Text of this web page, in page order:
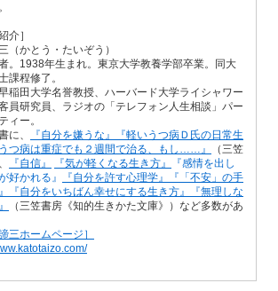
介］
（かとう・たいぞう）
。1938年生まれ。東京大学教養学部卒業。同大
課程修了。
稲田大学名誉教授、ハーバード大学ライシャワー
員研究員、ラジオの「テレフォン人生相談」パー
ィー。
に、
『自分を嫌うな』
『軽いうつ病Ｄ氏の日常生
うつ病は重症でも２週間で治る、もし……』
（三笠
『自信』 『気が軽くなる生き方』
『感情を出し
好かれる』
『自分を許す心理学』
『「不安」の手
『自分をいちばん幸せにする生き方』
『無理しな
（三笠書房《知的生きかた文庫》）など多数があ
三ホームページ］